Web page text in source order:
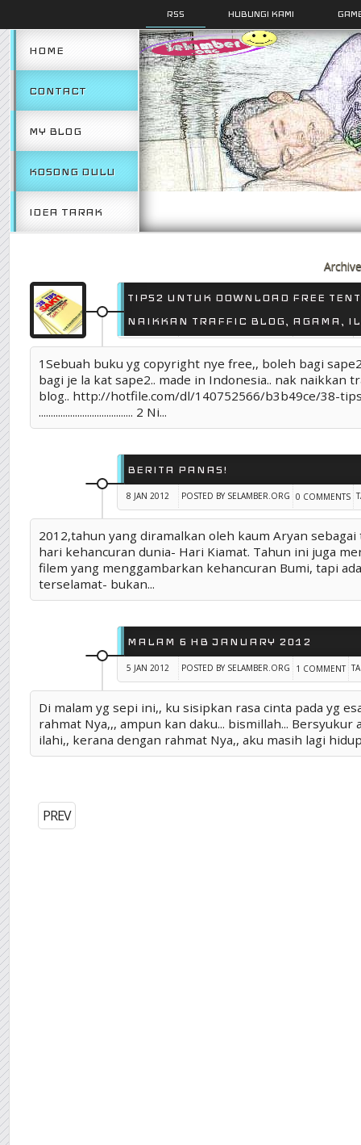
RSS HUBUNGI KAMI
HOME
CONTACT
MY BLOG
KOSONG DULU
IDEA TARAK
TIPS2 UNTUK DOWNLOAD FREE
NAIKKAN TRAFFIC BLOG, AGAMA,
9 JAN 2012 POSTED BY SELAMBER.ORG 0 COMMENTS
TAG : CARA MENINGKATKAN TRAFFIC BLOG , HATI NURANI ,
1Sebuah buku yg copyright nye free,, boleh bagi
bagi je la kat sape2.. made in Indonesia.. nak naikkan
blog.. http://hotfile.com/dl/140752566/b3b49ce/38-
....................................... 2 Ni...
BERITA PANAS!
8 JAN 2012 POSTED BY SELAMBER.ORG 0 COMMENTS
2012,tahun yang diramalkan oleh kaum Aryan
hari kehancuran dunia- Hari Kiamat. Tahun ini juga
filem yang menggambarkan kehancuran Bumi, tapi
terselamat- bukan...
MALAM 6 HB JANUARY 2012
5 JAN 2012 POSTED BY SELAMBER.ORG 1 COMMENT
Di malam yg sepi ini,, ku sisipkan rasa cinta pada yg
rahmat Nya,,, ampun kan daku... bismillah... Bersyukur
ilahi,, kerana dengan rahmat Nya,, aku masih lagi
PREV